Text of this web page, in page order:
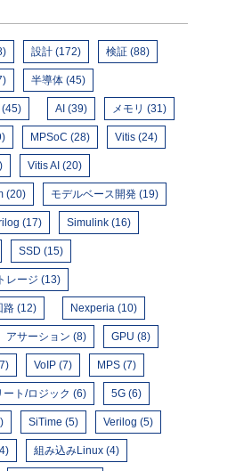
設計 (172) 検証 (88)
半導体 (45)
(45) AI (39) メモリ (31)
MPSoC (28) Vitis (24)
Vitis AI (20)
(20) モデルベース開発 (19)
(17) Simulink (16)
SSD (15)
レージ (13)
路 (12) Nexperia (10)
アサーション (8) GPU (8)
VoIP (7) MPS (7)
ート/ロジック (6) 5G (6)
SiTime (5) Verilog (5)
組み込みLinux (4)